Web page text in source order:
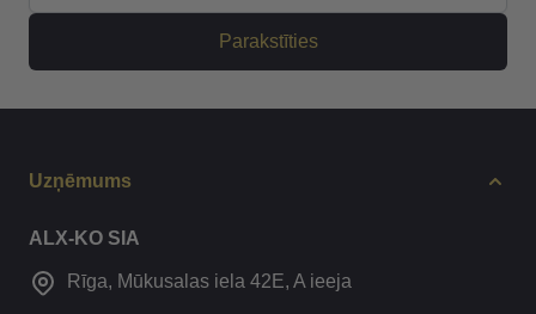
Parakstīties
Uzņēmums
ALX-KO SIA
Rīga, Mūkusalas iela 42E, A ieeja